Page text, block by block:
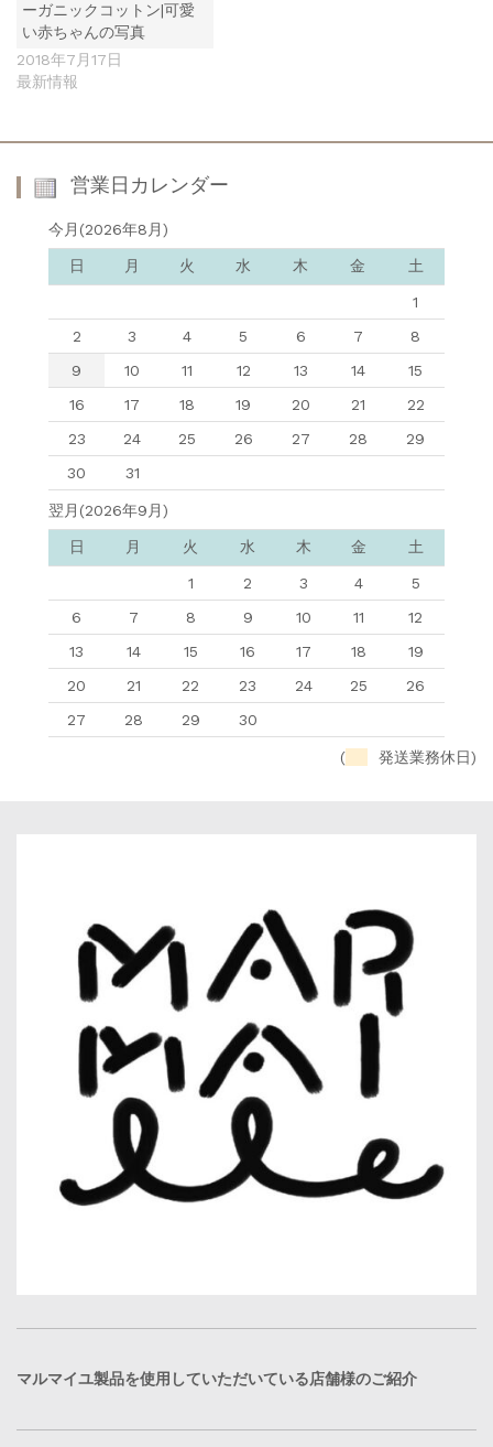
ーガニックコットン|可愛
い赤ちゃんの写真
2018年7月17日
最新情報
営業日カレンダー
今月(2026年8月)
日 月 火 水 木 金 土
1
2
3 4 5 6 7
8
9
10 11 12 13 14
15
16
17 18 19 20 21
22
23
24 25 26 27 28
29
30
31
翌月(2026年9月)
日 月 火 水 木 金 土
1 2 3 4
5
6
7 8 9 10 11
12
13
14 15 16 17 18
19
20
21 22 23 24 25
26
27
28 29 30
( 発送業務休日)
マルマイユ製品を使用していただいている店舗様のご紹介